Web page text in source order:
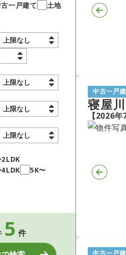
一戸建て
土地
5K〜
5 件
中古一戸
寝屋
中古一戸